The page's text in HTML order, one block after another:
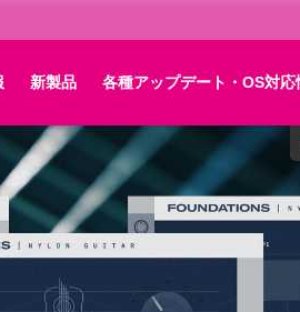
新製品 各種アップデート・OS対応
各種アップ